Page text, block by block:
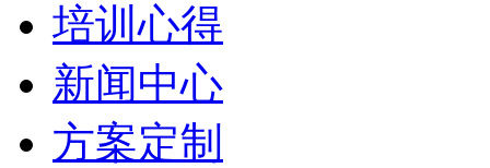
培训心得
新闻中心
方案定制